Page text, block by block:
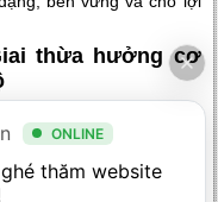
thừa hưởng cơ
thống cơ sở hạ tầng,
đồng bộ. Xung quanh
học lớn như trường đại
ngoại giao, học viện
dự án Vinhomes
ONLINE
thăm website